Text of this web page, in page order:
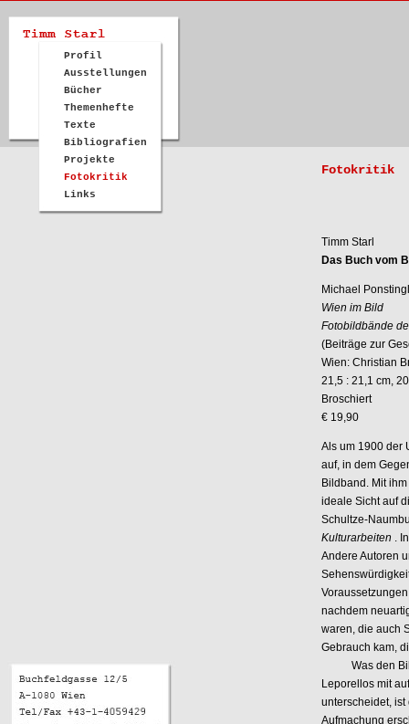
Profil
Ausstellungen
Bücher
Themenhefte
Texte
Bibliografien
Projekte
Fotokritik
Links
Fotokritik
Timm Starl
Das Buch vom
Michael Ponstingl
Wien im Bild
Fotobildbände
(Beiträge zur
Wien: Christian
21,5 : 21,1 cm,
Broschiert
€ 19,90
Als um 1900 der
auf, in dem
Bildband. Mit
ideale Sicht auf
Schultze-
Kulturarbeiten .
Andere Autoren
nachdem
waren, die auch
Gebrauch kam,
Was den
Leporellos mit
unterscheidet,
Aufmachung